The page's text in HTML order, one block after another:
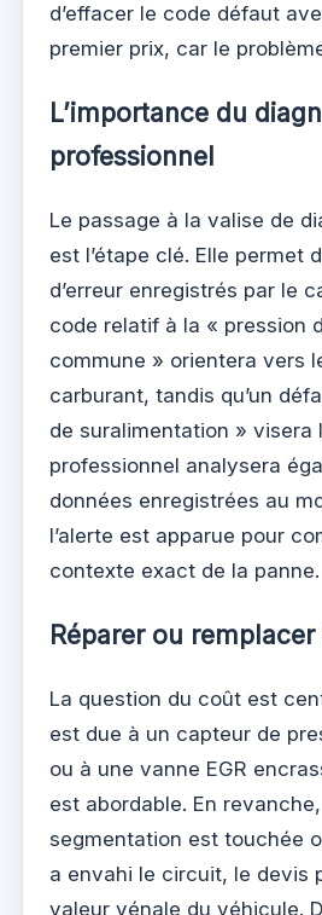
d’effacer le code défaut
premier prix, car le
L’importance du
professionnel
Le passage à la valise de
est l’étape clé. Elle permet
d’erreur enregistrés par le
code relatif à la « pression
commune » orientera vers
carburant, tandis qu’un
de suralimentation » visera
professionnel analysera
données enregistrées au
l’alerte est apparue pour
contexte exact de la panne.
Réparer ou remplacer
La question du coût est
est due à un capteur de
ou à une vanne EGR
est abordable. En
segmentation est touchée
a envahi le circuit, le devis
valeur vénale du véhicule.